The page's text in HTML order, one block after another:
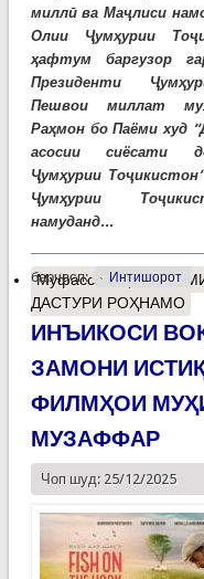
миллӣ ва Маҷлиси
Олии Ҷумҳурии
ҳафтум баргузор
Президенти
Пешвои миллат
Раҳмон бо Паёми худ
асосии сиёсати
Ҷумҳурии
Ҷумҳурии
намуданд...
барчасп: Интишорот
Муфассалтаро
ДАСТУРИ РОҲНАМО
ИНЪИКОСИ
ЗАМОНИ
ФИЛМҲОИ
МУЗАФФАР
Чоп шуд: 25/12/2025